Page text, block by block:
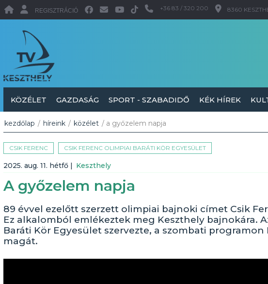
REGISZTRÁCIÓ +36 83 / 320 200 8360
KÖZÉLET GAZDASÁG SPORT - SZABADIDŐ KÉK HÍREK
kezdőlap / híreink / közélet / a győzelem napja
CSIK FERENC CSIK FERENC OLIMPIAI BARÁTI KÖR EGYESÜLET
2025. aug. 11. hétfő | Keszthely
A győzelem napja
89 évvel ezelőtt szerzett olimpiai bajnoki címet Csik
Ez alkalomból emlékeztek meg Keszthely bajnokára.
Baráti Kör Egyesület szervezte, a szombati
magát.